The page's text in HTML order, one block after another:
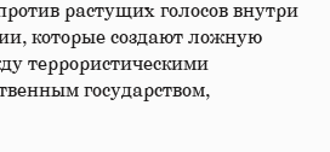
растущих голосов внутри
которые создают ложную
террористическими
государством,